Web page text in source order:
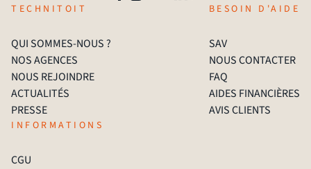
TECHNITOIT
QUI SOMMES-NOUS ?
NOS AGENCES
NOUS REJOINDRE
ACTUALITÉS
PRESSE
BESOIN D'AIDE
SAV
NOUS CONTACTER
FAQ
AIDES FINANCIÈRES
AVIS CLIENTS
INFORMATIONS
CGU